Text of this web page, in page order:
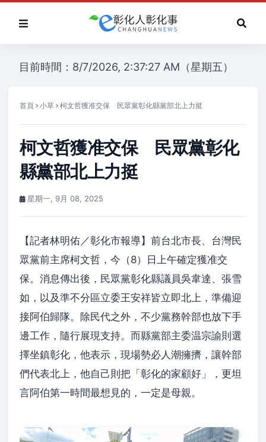
目前時間：8/7/2026, 2:37:27 AM（星期五）
首頁 小草 柯文哲獲准交保 民眾黨彰化縣黨部北上力挺
柯文哲獲准交保 民眾黨彰化
縣黨部北上力挺
星期一, 9月 08, 2025
【記者林明佑／彰化市報導】前台北市長、台灣民
眾黨前主席柯文哲，今（8）日上午確定獲准交
保。消息傳出後，民眾黨彰化縣議員吳韋達、張雪
如，以及準不分區立委王安祥皆立即北上，準備迎
接阿伯歸隊。除民代之外，不少黨務幹部也放下手
邊工作，隨行展現支持。而縣黨部主委温宗諭則選
擇坐鎮彰化，他表示，現場勢必人潮擁擠，讓幹部
們代表北上，他自己則把「彰化的家顧好」，更坦
言阿伯第一時間最想見的，一定是母親。